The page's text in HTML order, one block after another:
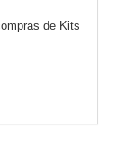
de Kits